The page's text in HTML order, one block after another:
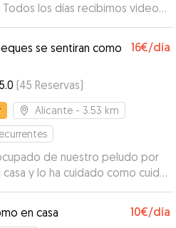
Todos los días recibimos videos,
de Eva. Seguro que
Gracias por tantos
perro.”
se sentiran como
16€/día
5.0 (45 Reservas)
Alicante - 3.53 km
de nuestro peludo por
casa y lo ha cuidado como cuida
toda la atención y mimos
diez!
en casa 10€/día